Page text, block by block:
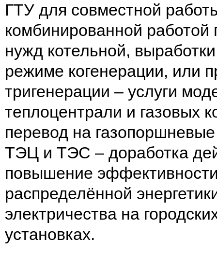
ГТУ для совместной
комбинированной работой
нужд котельной,
режиме когенерации, или
тригенерации – услуги
теплоцентрали и газовых
перевод на
ТЭЦ и ТЭС – доработка
повышение
распределённой
электричества на
установках.